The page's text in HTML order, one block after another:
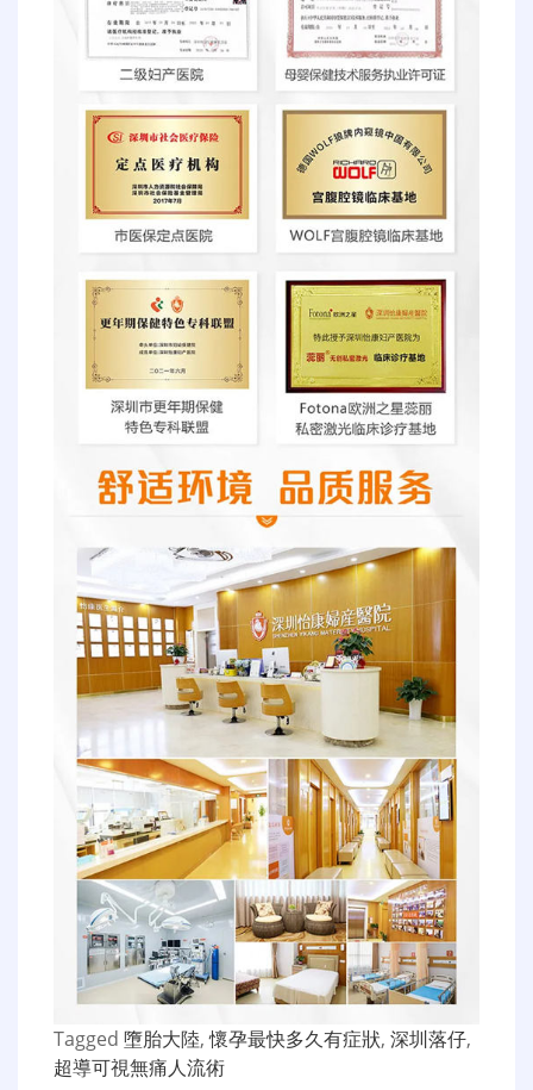
Tagged 墮胎大陸,懷孕最快多久有症狀, 深圳落仔,
超導可視無痛人流術